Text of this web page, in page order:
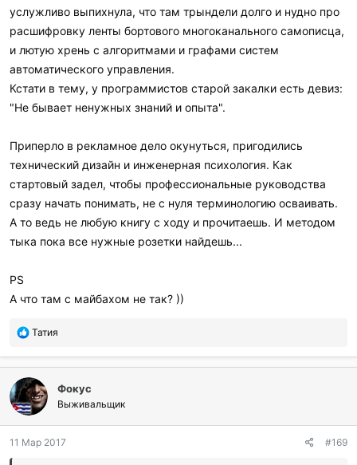
услужливо выпихнула, что там трындели долго и нудно про
расшифровку ленты бортового многоканального самописца,
и лютую хрень с алгоритмами и графами систем
автоматического управления.
Кстати в тему, у программистов старой закалки есть девиз:
"Не бывает ненужных знаний и опыта".
Приперло в рекламное дело окунуться, пригодились
технический дизайн и инженерная психология. Как
стартовый задел, чтобы профессиональные руководства
сразу начать понимать, не с нуля терминологию осваивать.
А то ведь не любую книгу с ходу и прочитаешь. И методом
тыка пока все нужные розетки найдешь...
PS
А что там с майбахом не так? ))
П
б
л
а
г
о
а
Татия
Фокус
Выживальщик
11 Мар 2017 #169